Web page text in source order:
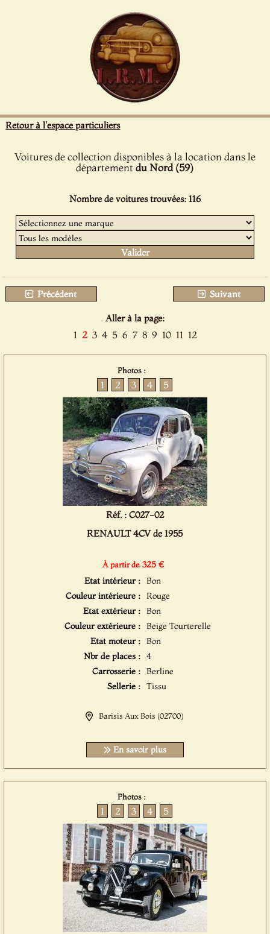
Retour à l'espace particuliers
Voitures de collection disponibles à la location dans le
départementdu Nord (59)
Nombre de voitures trouvées: 116
Précédent Suivant
Aller à la page:
1 2 3 4 5 6 7 8 9 10 11 12
Photos :
1 2 3 4 5
Réf. : C027-02
RENAULT 4CV de 1955
À partir de 325 €
Etat intérieur : Bon
Couleur intérieure : Rouge
Etat extérieur : Bon
Couleur extérieure : Beige Tourterelle
Etat moteur : Bon
Nbr de places : 4
Carrosserie : Berline
Sellerie : Tissu
Barisis Aux Bois (02700)
En savoir plus
Photos :
1 2 3 4 5